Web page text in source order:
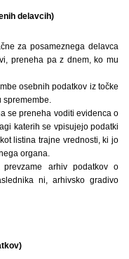
delavcih)
za posameznega delavca
preneha pa z dnem, ko mu
osebnih podatkov iz točke
se preneha voditi evidenca o
katerih se vpisujejo podatki
listina trajne vrednosti, ki jo
organa.
arhiv podatkov o
ni, arhivsko gradivo